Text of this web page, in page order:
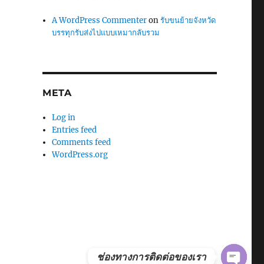
A WordPress Commenteronรับขนย้ายจังหวัด
บรรทุกรับส่งไปแบบเหมากลับรวม
META
Log in
Entries feed
Comments feed
WordPress.org
ช่องทางการติดต่อของเรา